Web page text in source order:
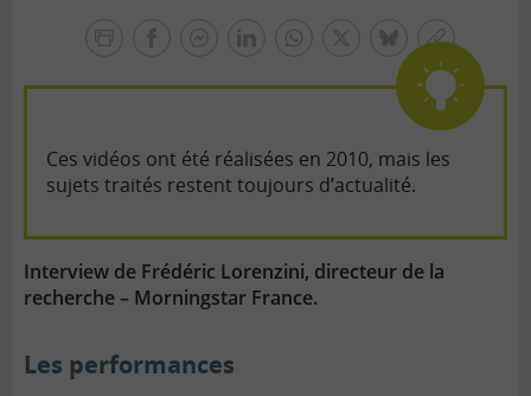
tous
TwitterblueskyCopier
le
lien
Ces vidéos ont été réalisées en 2010, mais les
sujets traités restent toujours d’actualité.
Interview de Frédéric Lorenzini, directeur de la
recherche – Morningstar France.
Les performances